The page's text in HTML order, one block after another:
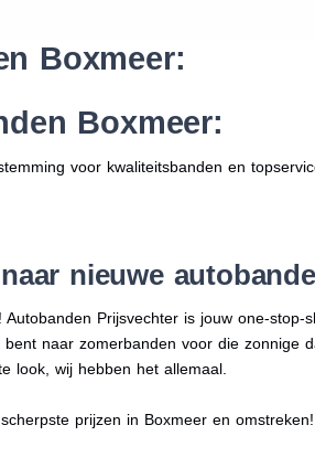
Boxmeer:
Boxmeer:
voor kwaliteitsbanden en
nieuwe
Autobanden Prijsvechter is jouw one-stop-
naar zomerbanden voor die zonnige
look, wij hebben het allemaal.
prijzen in Boxmeer en omstreken!